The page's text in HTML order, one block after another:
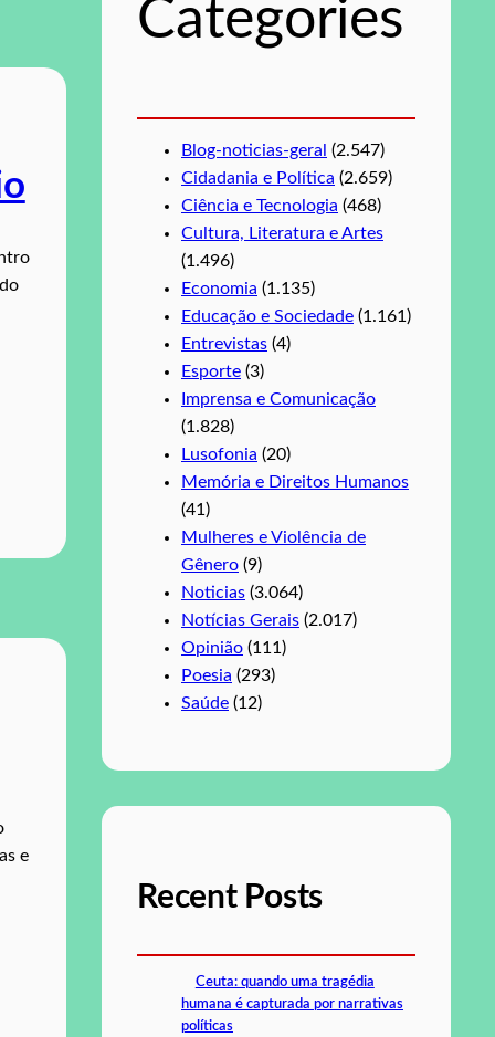
e
a
Categories
Blog-noticias-geral (2.547)
Cidadania e Política (2.659)
Ciência e Tecnologia (468)
Cultura, Literatura e Artes
(1.496)
Economia (1.135)
Educação e Sociedade (1.161)
Entrevistas (4)
Esporte (3)
Imprensa e Comunicação
(1.828)
Lusofonia (20)
Memória e Direitos Humanos
(41)
Mulheres e Violência de
Gênero (9)
Noticias (3.064)
Notícias Gerais (2.017)
Opinião (111)
Poesia (293)
Saúde (12)
Recent Posts
Ceuta: quando uma tragédia
humana é capturada por narrativas
políticas